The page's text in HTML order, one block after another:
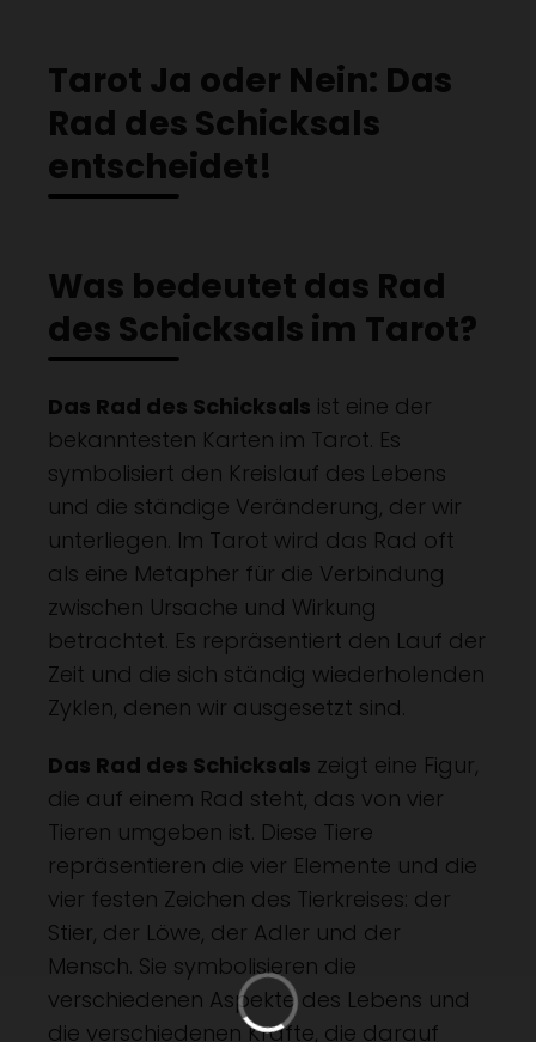
Tarot Ja oder Nein: Das
Rad des Schicksals
entscheidet!
Was bedeutet das Rad
des Schicksals im Tarot?
Das Rad des Schicksals ist eine der
bekanntesten Karten im Tarot. Es
symbolisiert den Kreislauf des Lebens
und die ständige Veränderung, der wir
unterliegen. Im Tarot wird das Rad oft
als eine Metapher für die Verbindung
zwischen Ursache und Wirkung
betrachtet. Es repräsentiert den Lauf der
Zeit und die sich ständig wiederholenden
Zyklen, denen wir ausgesetzt sind.
Das Rad des Schicksals zeigt eine Figur,
die auf einem Rad steht, das von vier
Tieren umgeben ist. Diese Tiere
repräsentieren die vier Elemente und die
vier festen Zeichen des Tierkreises: der
Stier, der Löwe, der Adler und der
Mensch. Sie symbolisieren die
verschiedenen Aspekte des Lebens und
die verschiedenen Kräfte, die darauf